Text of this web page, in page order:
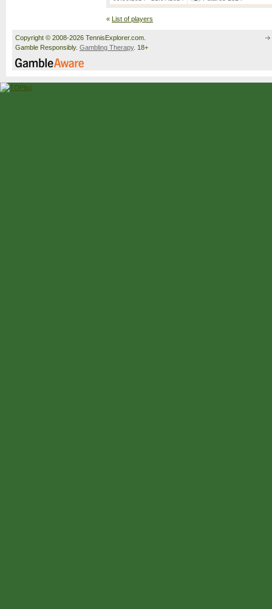
« List of players
Copyright © 2008-2026 TennisExplorer.com.
Gamble Responsibly. Gambling Therapy. 18+